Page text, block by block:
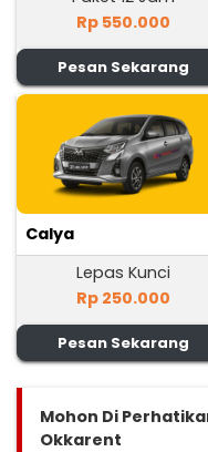
Rp 550.000
Pesan Sekarang
Calya
Lepas Kunci
Rp 250.000
Pesan Sekarang
Mohon Di
Okkarent